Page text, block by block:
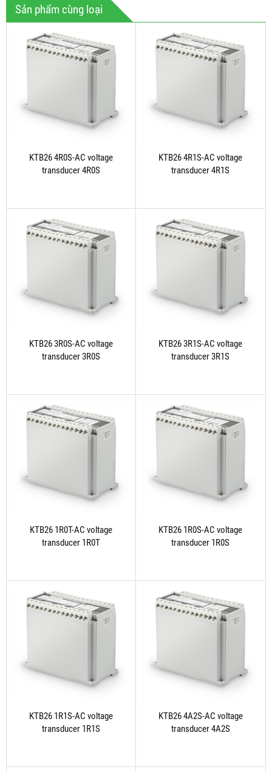
Sản phẩm cùng loại
KTB26 4R0S-AC voltage
transducer 4R0S
KTB26 4R1S-AC voltage
transducer 4R1S
KTB26 3R0S-AC voltage
transducer 3R0S
KTB26 3R1S-AC voltage
transducer 3R1S
KTB26 1R0T-AC voltage
transducer 1R0T
KTB26 1R0S-AC voltage
transducer 1R0S
KTB26 1R1S-AC voltage
transducer 1R1S
KTB26 4A2S-AC voltage
transducer 4A2S